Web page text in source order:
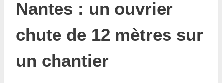
Nantes : un ouvrier
chute de 12 mètres sur
un chantier